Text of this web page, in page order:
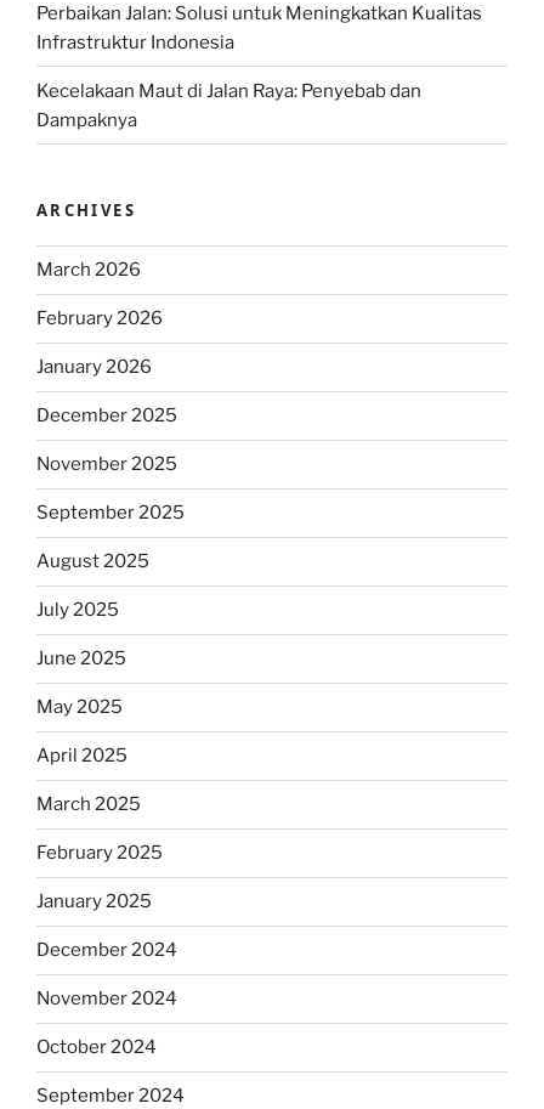
Perbaikan Jalan: Solusi untuk Meningkatkan Kualitas
Infrastruktur Indonesia
Kecelakaan Maut di Jalan Raya: Penyebab dan
Dampaknya
ARCHIVES
March 2026
February 2026
January 2026
December 2025
November 2025
September 2025
August 2025
July 2025
June 2025
May 2025
April 2025
March 2025
February 2025
January 2025
December 2024
November 2024
October 2024
September 2024